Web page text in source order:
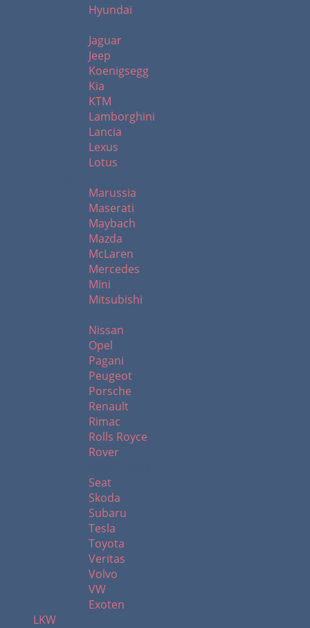
Hyundai
Jaguar
Jeep
Koenigsegg
Kia
KTM
Lamborghini
Lancia
Lexus
Lotus
Marussia
Maserati
Maybach
Mazda
McLaren
Mercedes
Mini
Mitsubishi
Nissan
Opel
Pagani
Peugeot
Porsche
Renault
Rimac
Rolls Royce
Rover
Seat
Skoda
Subaru
Tesla
Toyota
Veritas
Volvo
VW
Exoten
LKW